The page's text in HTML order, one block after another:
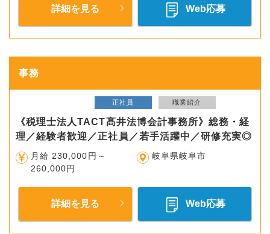
詳細を見る Web応募
事務
正社員 職業紹介
《税理士法人TACT髙井法博会計事務所》総務・経
理／経験者歓迎／正社員／若手活躍中／研修充実◎
月給 230,000円～
260,000円
岐阜県岐阜市
詳細を見る Web応募